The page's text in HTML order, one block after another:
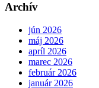
Archív
jún 2026
máj 2026
apríl 2026
marec 2026
február 2026
január 2026